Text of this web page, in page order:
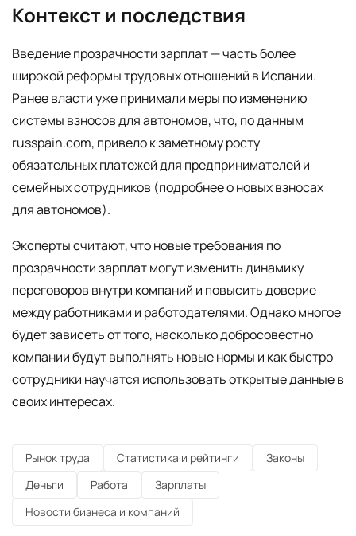
Контекст и последствия
Введение прозрачности зарплат — часть более
широкой реформы трудовых отношений в Испании.
Ранее власти уже принимали меры по изменению
системы взносов для автономов, что, по данным
russpain.com, привело к заметному росту
обязательных платежей для предпринимателей и
семейных сотрудников (подробнее о новых взносах
для автономов).
Эксперты считают, что новые требования по
прозрачности зарплат могут изменить динамику
переговоров внутри компаний и повысить доверие
между работниками и работодателями. Однако многое
будет зависеть от того, насколько добросовестно
компании будут выполнять новые нормы и как быстро
сотрудники научатся использовать открытые данные в
своих интересах.
Рынок труда Статистика и рейтинги
Законы
Деньги
Работа
Зарплаты
Новости бизнеса и компаний